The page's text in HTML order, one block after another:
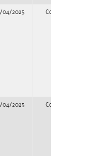
04/2025 Concurso
04/2025 Concurso